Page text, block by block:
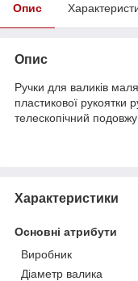
Опис
Опис
Ручки для валиків
пластикової рукоятки
телескопічний
Характеристики
Основні атрибути
Виробник
Діаметр валика